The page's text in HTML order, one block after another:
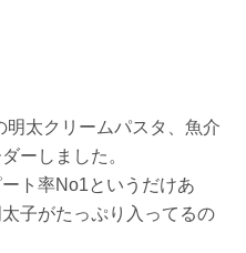
太クリームパスタ、魚介
ーしました。
ト率No1というだけあ
子がたっぷり入ってるの